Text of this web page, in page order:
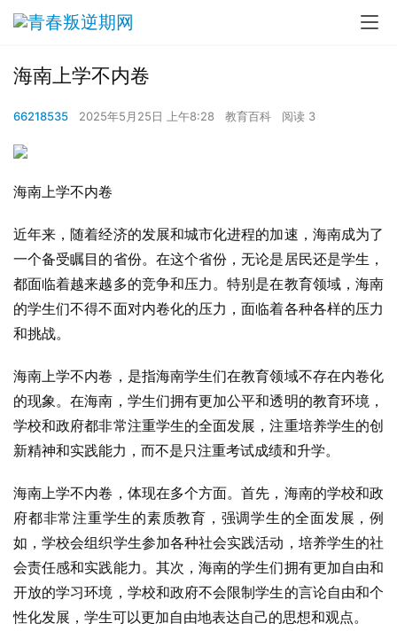
海南上学不内卷
66218535 2025年5月25日 上午8:28 教育百科 阅读 3
海南上学不内卷
近年来，随着经济的发展和城市化进程的加速，海南成为了
一个备受瞩目的省份。在这个省份，无论是居民还是学生，
都面临着越来越多的竞争和压力。特别是在教育领域，海南
的学生们不得不面对内卷化的压力，面临着各种各样的压力
和挑战。
海南上学不内卷，是指海南学生们在教育领域不存在内卷化
的现象。在海南，学生们拥有更加公平和透明的教育环境，
学校和政府都非常注重学生的全面发展，注重培养学生的创
新精神和实践能力，而不是只注重考试成绩和升学。
海南上学不内卷，体现在多个方面。首先，海南的学校和政
府都非常注重学生的素质教育，强调学生的全面发展，例
如，学校会组织学生参加各种社会实践活动，培养学生的社
会责任感和实践能力。其次，海南的学生们拥有更加自由和
开放的学习环境，学校和政府不会限制学生的言论自由和个
性化发展，学生可以更加自由地表达自己的思想和观点。